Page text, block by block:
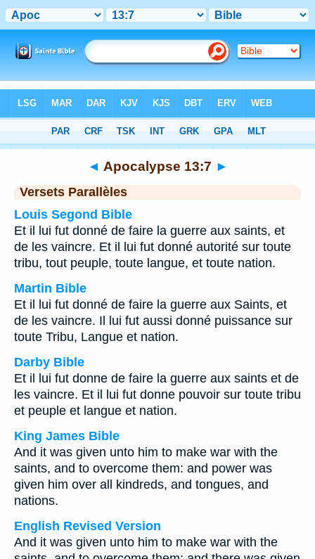
Chapitre 13 > Verset 7
◄ Apocalypse 13:7 ►
Versets Parallèles
Louis Segond Bible
Et il lui fut donné de faire la guerre aux saints, et
de les vaincre. Et il lui fut donné autorité sur toute
tribu, tout peuple, toute langue, et toute nation.
Martin Bible
Et il lui fut donné de faire la guerre aux Saints, et
de les vaincre. Il lui fut aussi donné puissance sur
toute Tribu, Langue et nation.
Darby Bible
Et il lui fut donne de faire la guerre aux saints et de
les vaincre. Et il lui fut donne pouvoir sur toute tribu
et peuple et langue et nation.
King James Bible
And it was given unto him to make war with the
saints, and to overcome them: and power was
given him over all kindreds, and tongues, and
nations.
English Revised Version
And it was given unto him to make war with the